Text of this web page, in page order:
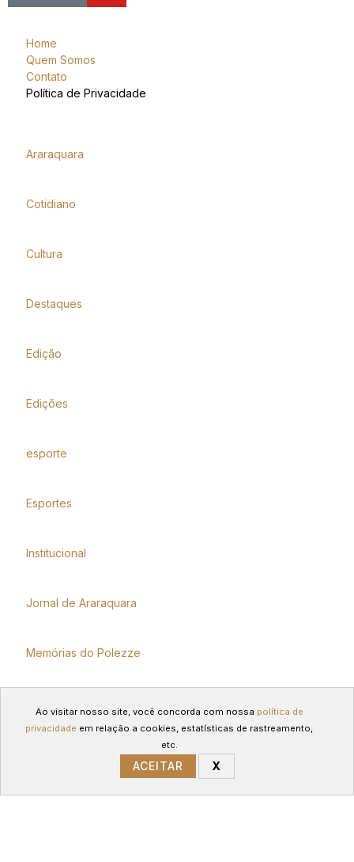
Home
Quem Somos
Contato
Política de Privacidade
Araraquara
Cotidiano
Cultura
Destaques
Edição
Edições
esporte
Esportes
Institucional
Jornal de Araraquara
Memórias do Polezze
Ao visitar nosso site, você concorda com nossa política de
privacidade em relação a cookies, estatísticas de rastreamento,
etc.
ACEITAR X
GERENCIAR COOKIES